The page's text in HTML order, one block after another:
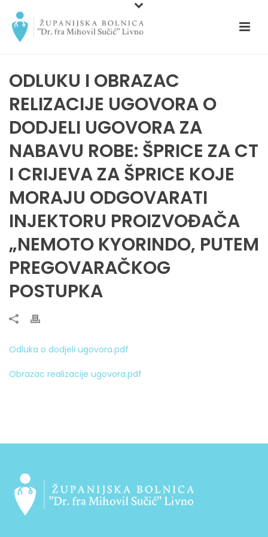
ODLUKU I OBRAZAC
RELIZACIJE UGOVORA O
DODJELI UGOVORA ZA
NABAVU ROBE: ŠPRICE ZA CT
I CRIJEVA ZA ŠPRICE KOJE
MORAJU ODGOVARATI
INJEKTORU PROIZVOĐAČA
„NEMOTO KYORINDO, PUTEM
PREGOVARAČKOG
POSTUPKA
Odluka o dodjeli ugovora.pdf
Obrazac realizacije ugovora.pdf